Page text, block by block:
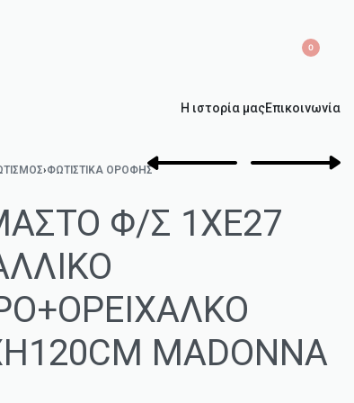
0
Η ιστορία μαςΕπικοινωνία
›ΦΩΤΙΣΤΙΚΆ ΟΡΟΦΉΣ
Φ/Σ 1ΧΕ27
MADONNA